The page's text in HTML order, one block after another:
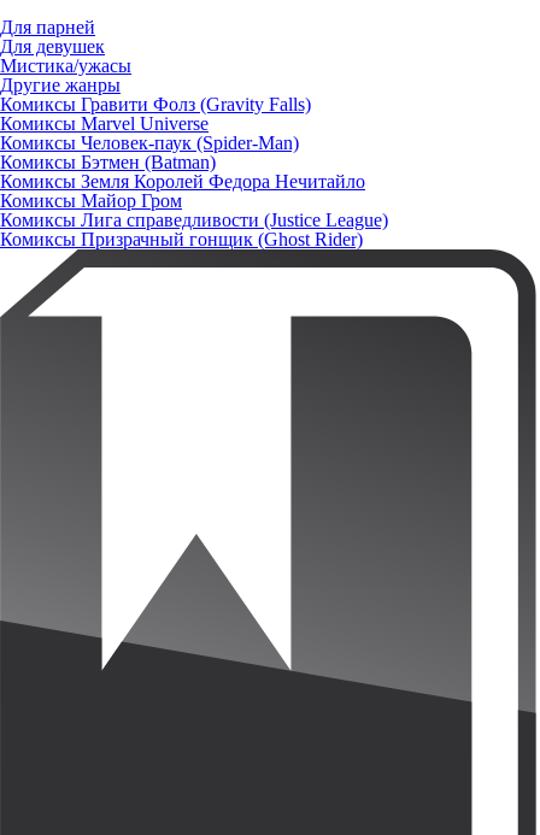
Для парней
Для девушек
Мистика/ужасы
Другие жанры
Комиксы Гравити Фолз (Gravity Falls)
Комиксы Marvel Universe
Комиксы Человек-паук (Spider-Man)
Комиксы Бэтмен (Batman)
Комиксы Земля Королей Федора Нечитайло
Комиксы Майор Гром
Комиксы Лига справедливости (Justice League)
Комиксы Призрачный гонщик (Ghost Rider)